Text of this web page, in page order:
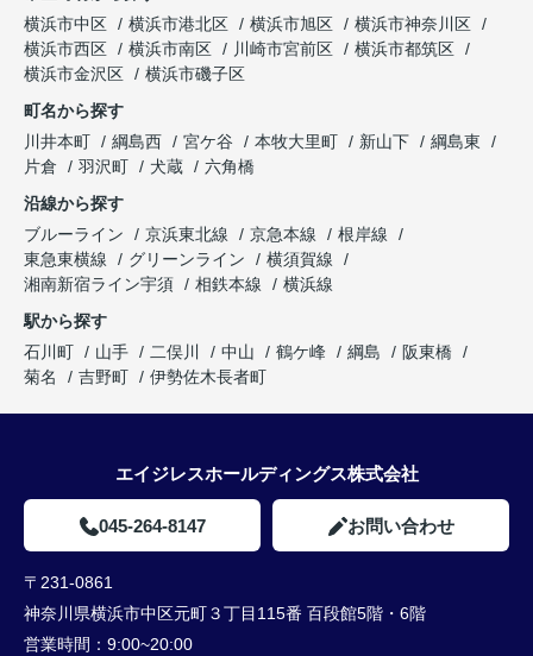
横浜市中区
横浜市港北区 横浜市旭区
横浜市神奈川区
横浜市西区
横浜市南区 川崎市宮前区
横浜市都筑区
横浜市金沢区
横浜市磯子区
町名から探す
川井本町
綱島西 宮ケ谷 本牧大里町 新山下
綱島東
片倉
羽沢町 犬蔵
六角橋
沿線から探す
ブルーライン
京浜東北線 京急本線
根岸線
東急東横線
グリーンライン
横須賀線
湘南新宿ライン宇須
相鉄本線
横浜線
駅から探す
石川町
山手 二俣川 中山 鶴ケ峰 綱島
阪東橋
菊名
吉野町 伊勢佐木長者町
エイジレスホールディングス株式会社
045-264-8147 お問い合わせ
〒231-0861
神奈川県横浜市中区元町３丁目115番 百段館5階・6階
営業時間： 9:00~20:00